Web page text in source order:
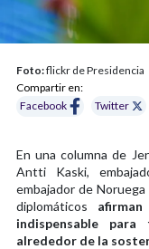
Foto:flickr de Presidencia
Compartir en:
Facebook
Twitter
En una columna de
Antti Kaski,
embajador de
diplomáticos
indispensable
alrededor de la